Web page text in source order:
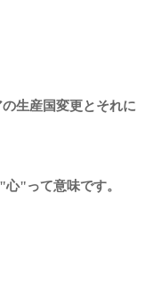
生産国変更とそれに
"って意味です。